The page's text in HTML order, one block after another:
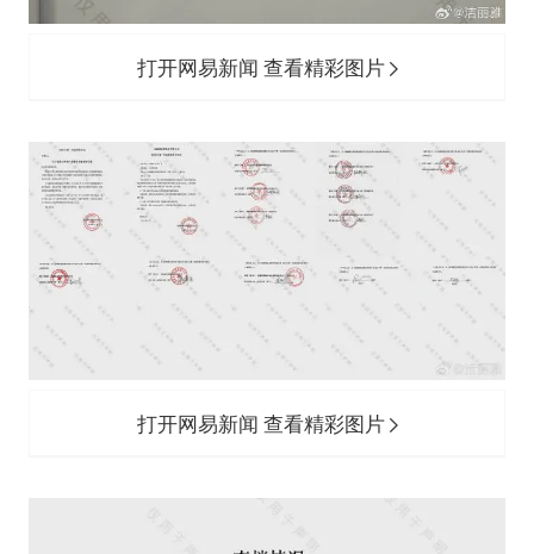
打开网易新闻 查看精彩图片
打开网易新闻 查看精彩图片